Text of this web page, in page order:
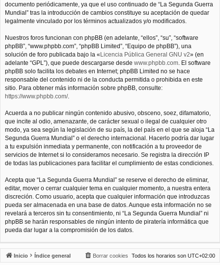
documento periódicamente, ya que el uso continuado de “La Segunda Guerra
Mundial” tras la introducción de cambios constituye su aceptación de quedar
legalmente vinculado por los términos actualizados y/o modificados.
Nuestros foros funcionan con phpBB (en adelante, “ellos”, “su”, “software
phpBB”, “www.phpbb.com”, “phpBB Limited”, “Equipo de phpBB”), una
solución de foro publicada bajo la «Licencia Pública General GNU v2» (en
adelante “GPL”), que puede descargarse desde www.phpbb.com. El software
phpBB solo facilita los debates en Internet; phpBB Limited no se hace
responsable del contenido ni de la conducta permitida o prohibida en este
sitio. Para obtener más información sobre phpBB, consulte:
https://www.phpbb.com/.
Acuerda a no publicar ningún contenido abusivo, obsceno, soez, difamatorio,
que incite al odio, amenazante, de carácter sexual o ilegal de cualquier otro
modo, ya sea según la legislación de su país, la del país en el que se aloja “La
Segunda Guerra Mundial” o el derecho internacional. Hacerlo podría dar lugar
a tu expulsión inmediata y permanente, con notificación a tu proveedor de
servicios de Internet si lo consideramos necesario. Se registra la dirección IP
de todas las publicaciones para facilitar el cumplimiento de estas condiciones.
Acepta que “La Segunda Guerra Mundial” se reserve el derecho de eliminar,
editar, mover o cerrar cualquier tema en cualquier momento, a nuestra entera
discreción. Como usuario, acepta que cualquier información que introduzcas
pueda ser almacenada en una base de datos. Aunque esta información no se
revelará a terceros sin tu consentimiento, ni “La Segunda Guerra Mundial” ni
phpBB se harán responsables de ningún intento de piratería informática que
pueda dar lugar a la compromisión de los datos.
Inicio Índice general Todos los horarios son UTC+02:00
Borrar cookies